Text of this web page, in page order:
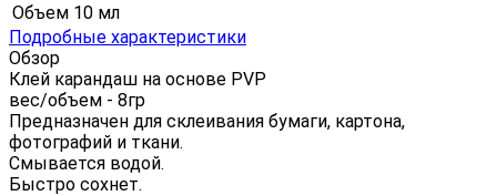
Объем 10 мл
Подробные характеристики
Обзор
Клей карандаш на основе PVP
вес/объем - 8гр
Предназначен для склеивания бумаги, картона,
фотографий и ткани.
Смывается водой.
Быстро сохнет.